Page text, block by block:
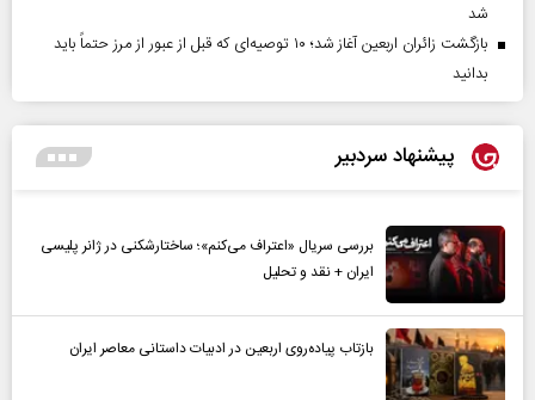
شد
بازگشت زائران اربعین آغاز شد؛ ۱۰ توصیه‌ای که قبل از عبور از مرز حتماً باید
بدانید
پیشنهاد سردبیر
بررسی سریال «اعتراف می‌کنم»؛ ساختارشکنی در ژانر پلیسی
ایران + نقد و تحلیل
بازتاب پیاده‌روی اربعین در ادبیات داستانی معاصر ایران